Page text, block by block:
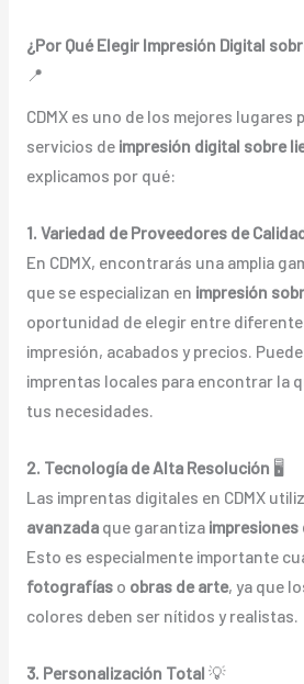
¿Por Qué Elegir Impresión Digital
📍
CDMX es uno de los mejores lugares
servicios de impresión digital sobre
explicamos por qué:
1. Variedad de Proveedores de
En CDMX, encontrarás una amplia
que se especializan en impresión
oportunidad de elegir entre
impresión, acabados y precios.
imprentas locales para encontrar la
tus necesidades.
2. Tecnología de Alta Resolución 🖥️
Las imprentas digitales en CDMX
avanzadaque garantiza
Esto es especialmente importante
fotografíaso obras de arte, ya que
colores deben ser nítidos y realistas.
3. Personalización Total 💡